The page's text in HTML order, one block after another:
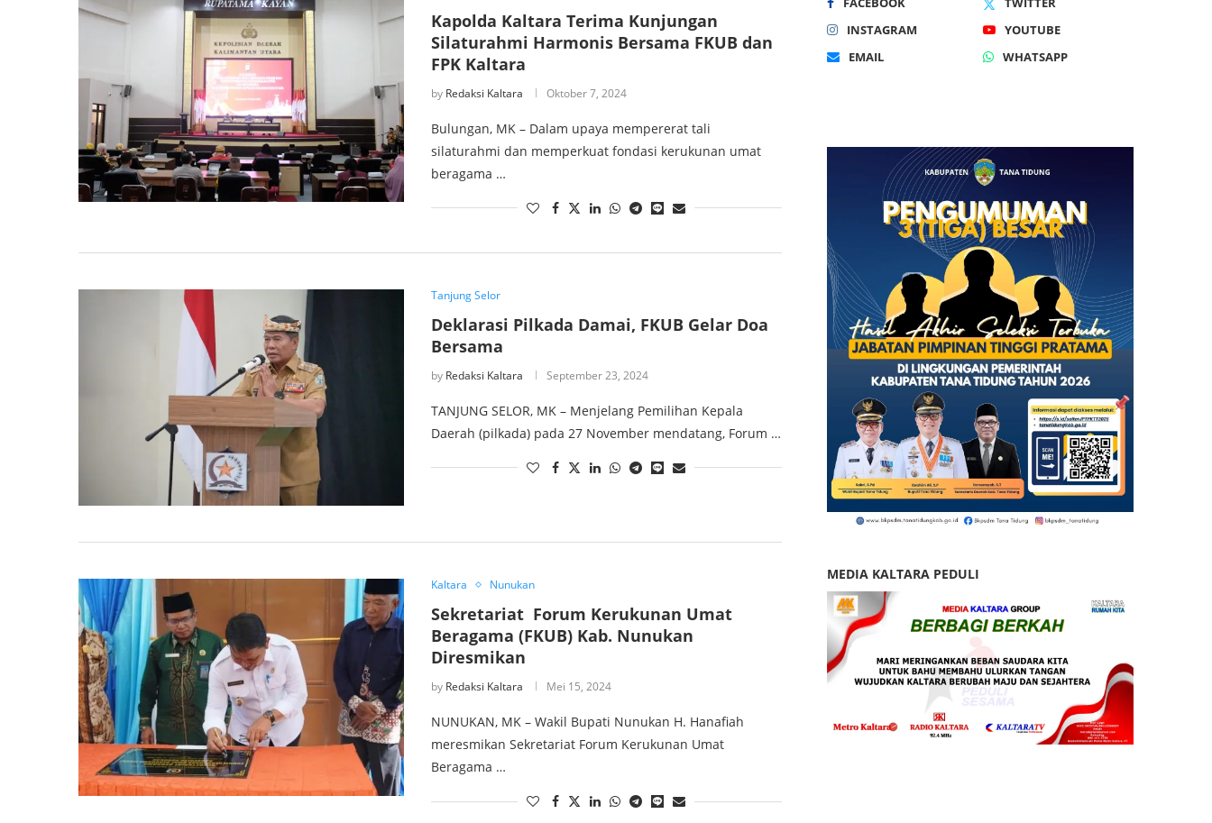
Kapolda Kaltara Terima Kunjungan
Silaturahmi Harmonis Bersama FKUB dan
FPK Kaltara
by Redaksi Kaltara Oktober 7, 2024
Bulungan, MK – Dalam upaya mempererat tali
silaturahmi dan memperkuat fondasi kerukunan umat
beragama …
Tanjung Selor
Deklarasi Pilkada Damai, FKUB Gelar Doa
Bersama
by Redaksi Kaltara September 23, 2024
TANJUNG SELOR, MK – Menjelang Pemilihan Kepala
Daerah (pilkada) pada 27 November mendatang, Forum …
Kaltara Nunukan
Sekretariat Forum Kerukunan Umat
Beragama (FKUB) Kab. Nunukan
Diresmikan
by Redaksi Kaltara Mei 15, 2024
NUNUKAN, MK – Wakil Bupati Nunukan H. Hanafiah
meresmikan Sekretariat Forum Kerukunan Umat
Beragama …
INSTAGRAM
YOUTUBE
EMAIL
WHATSAPP
MEDIA KALTARA PEDULI